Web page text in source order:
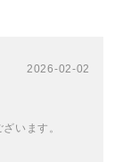
2026-02-02
います。